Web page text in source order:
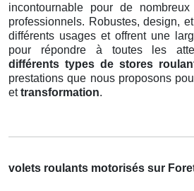
incontournable pour de
professionnels. Robustes, design,
différents usages et offrent une
pour répondre à toutes les
différents types de stores
prestations que nous proposons
ettransformation.
volets roulants motorisés sur